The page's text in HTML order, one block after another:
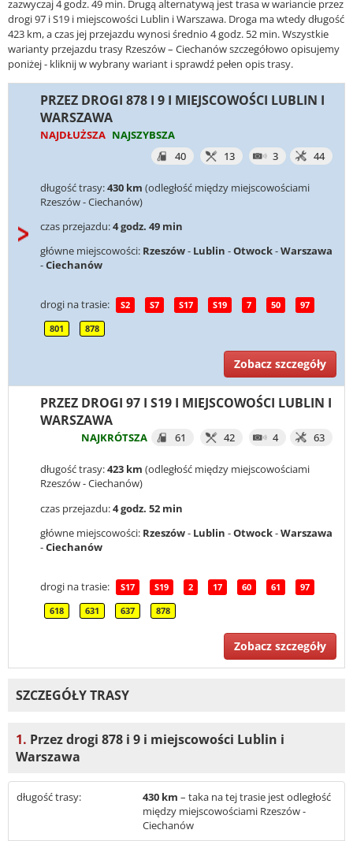
zazwyczaj 4 godz. 49 min. Drugą alternatywą jest trasa w wariancie przez
drogi 97 i S19 i miejscowości Lublin i Warszawa. Droga ma wtedy długość
423 km, a czas jej przejazdu wynosi średnio 4 godz. 52 min. Wszystkie
warianty przejazdu trasy Rzeszów – Ciechanów szczegółowo opisujemy
poniżej - kliknij w wybrany wariant i sprawdź pełen opis trasy.
PRZEZ DROGI 878 I 9 I MIEJSCOWOŚCI LUBLIN I
WARSZAWA
NAJDŁUŻSZA NAJSZYBSZA
40
13 3 44
długość trasy:430 km (odległość między miejscowościami
Rzeszów - Ciechanów)
czas przejazdu:4 godz. 49 min
główne miejscowości: Rzeszów- Lublin -Otwock-Warszawa
-Ciechanów
drogi na trasie: S2 S7 S17 S19 7 50 97
801 878
Zobacz szczegóły
PRZEZ DROGI 97 I S19 I MIEJSCOWOŚCI LUBLIN I
WARSZAWA
NAJKRÓTSZA 61 42 4 63
długość trasy:423 km (odległość między miejscowościami
Rzeszów - Ciechanów)
czas przejazdu:4 godz. 52 min
główne miejscowości: Rzeszów- Lublin -Otwock-Warszawa
-Ciechanów
drogi na trasie: S17 S19 2 17 60 61 97
618 631 637 878
Zobacz szczegóły
SZCZEGÓŁY TRASY
1. Przez drogi 878 i 9 i miejscowości Lublin i
Warszawa
długość trasy: 430 km – taka na tej trasie jest odległość
między miejscowościami Rzeszów -
Ciechanów